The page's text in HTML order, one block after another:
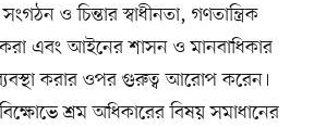
ও চিন্তার স্বাধীনতা, গণতান্ত্রিক
এবং আইনের শাসন ও মানবাধিকার
করার ওপর গুরুত্ব আরোপ করেন।
শ্রম অধিকারের বিষয় সমাধানের